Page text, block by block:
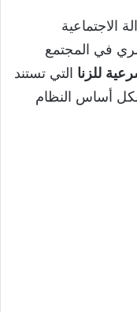
الاجتماعية
في المجتمع
للزنا التي تستند
أساس النظام